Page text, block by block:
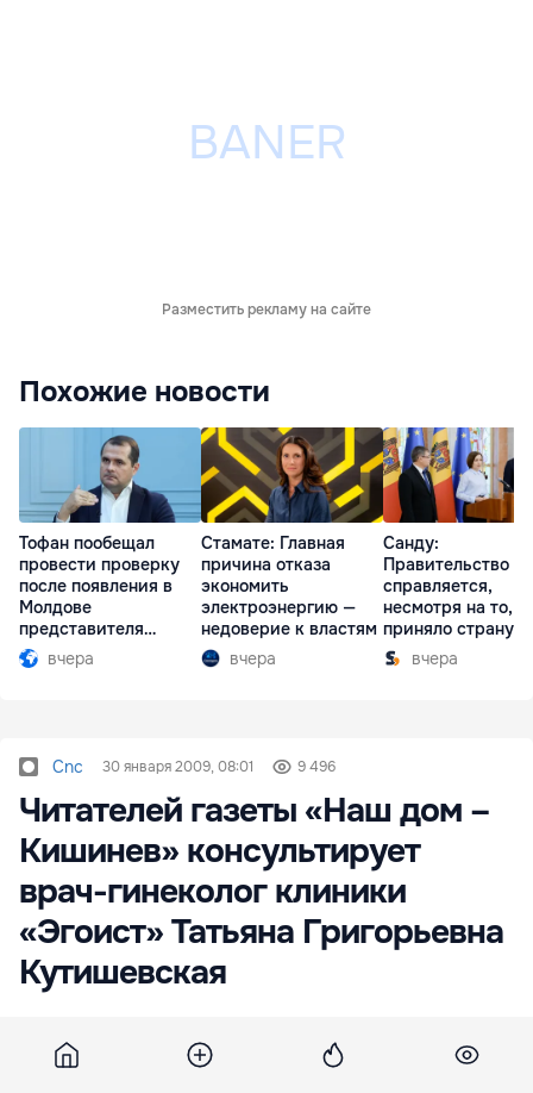
Разместить рекламу на сайте
Похожие новости
Тофан пообещал
провести проверку
после появления в
Молдове
представителя
Южной Осетии
вчера
Стамате: Главная
причина отказа
экономить
электроэнергию —
недоверие к властям
вчера
Санду:
Правительство
справляется,
несмотря на то,
приняло страну в
разгар кризиса
вчера
Cnc 30 января 2009, 08:01 9 496
Читателей газеты «Наш дом –
Кишинев» консультирует
врач-гинеколог клиники
«Эгоист» Татьяна Григорьевна
Кутишевская
лечению Миома матки – доброкачественная